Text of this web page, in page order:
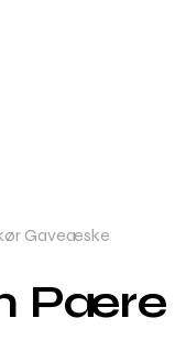
Gaveæske